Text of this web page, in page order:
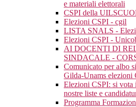
e materiali elettorali
CSPI della
Elezioni CSPI - cgil
LISTA SNALS -
Elezioni CSPI -
AI DOCENTI DI
SINDACALE -
Comunicato per albo
Gilda-Unams elezioni
Elezioni CSPI: si vota
nostre liste e
Programma